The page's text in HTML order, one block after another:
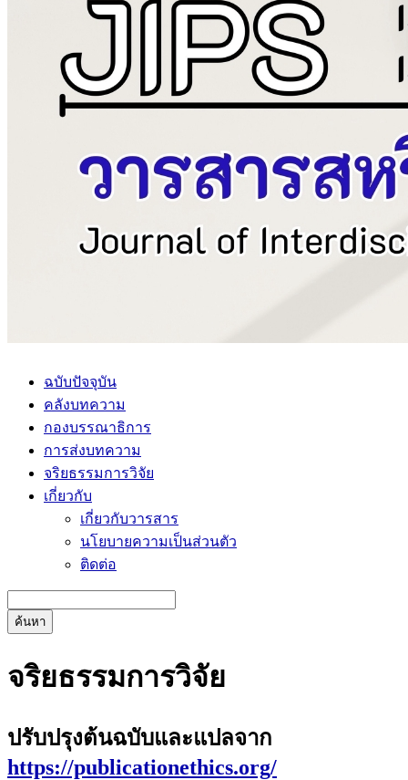
ฉบับปัจจุบัน
คลังบทความ
กองบรรณาธิการ
การส่งบทความ
จริยธรรมการวิจัย
เกี่ยวกับ
เกี่ยวกับวารสาร
นโยบายความเป็นส่วนตัว
ติดต่อ
ค้นหา
จริยธรรมการวิจัย
ปรับปรุงต้นฉบับและแปลจาก
https://publicationethics.org/